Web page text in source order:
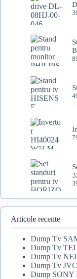
Articole recente
Dump Tv
Dump Tv
Dump Tv
Dump Tv
Dump